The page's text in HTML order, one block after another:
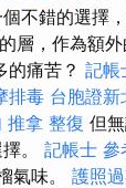
不錯的選擇
層，作為額外
痛苦？ 記帳
排毒 台胞證新
推拿 整復 但
。 記帳士 參
氣味。 護照